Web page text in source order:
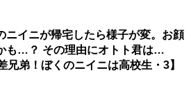
ニイニが帰宅したら様子が変。お顔
も…？ その理由にオトト君は…
兄弟！ぼくのニイニは高校生・3】